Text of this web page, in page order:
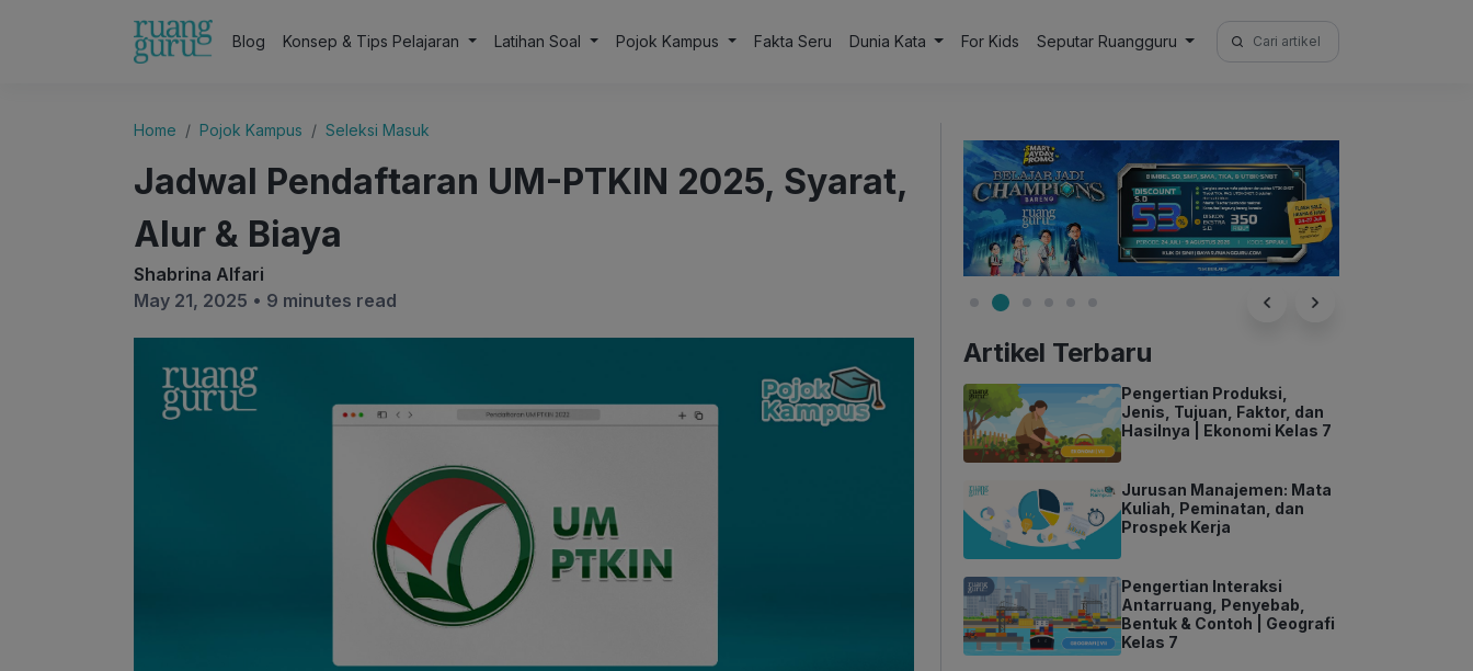
Blog Konsep & Tips Pelajaran Latihan Soal Pojok Kampus Fakta Seru Dunia Kata For Kids Seputar Ruangguru
Search
for:
Home Pojok Kampus Seleksi Masuk
Jadwal Pendaftaran UM-PTKIN 2025, Syarat,
Alur & Biaya
Shabrina Alfari
May 21, 2025 • 9 minutes read
Artikel Terbaru
Pengertian Produksi,
Jenis, Tujuan, Faktor, dan
Hasilnya | Ekonomi Kelas 7
Jurusan Manajemen: Mata
Kuliah, Peminatan, dan
Prospek Kerja
Pengertian Interaksi
Antarruang, Penyebab,
Bentuk & Contoh | Geografi
Kelas 7